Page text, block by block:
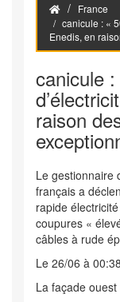
France
canicule : «
Enedis, en
canicule
raison
Le gestionnaire
français a
rapide
coupures «
câbles à rude
Le 26/06 à 00:38
La façade